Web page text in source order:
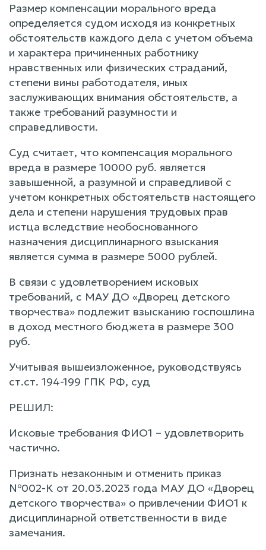
Размер компенсации морального вреда
определяется судом исходя из конкретных
обстоятельств каждого дела с учетом объема
и характера причиненных работнику
нравственных или физических страданий,
степени вины работодателя, иных
заслуживающих внимания обстоятельств, а
также требований разумности и
справедливости.
Суд считает, что компенсация морального
вреда в размере 10000 руб. является
завышенной, а разумной и справедливой с
учетом конкретных обстоятельств настоящего
дела и степени нарушения трудовых прав
истца вследствие необоснованного
назначения дисциплинарного взыскания
является сумма в размере 5000 рублей.
В связи с удовлетворением исковых
требований, с МАУ ДО «Дворец детского
творчества» подлежит взысканию госпошлина
в доход местного бюджета в размере 300
руб.
Учитывая вышеизложенное, руководствуясь
ст.ст. 194-199 ГПК РФ, суд
РЕШИЛ:
Исковые требования ФИО1 – удовлетворить
частично.
Признать незаконным и отменить приказ
№002-К от 20.03.2023 года МАУ ДО «Дворец
детского творчества» о привлечении ФИО1 к
дисциплинарной ответственности в виде
замечания.